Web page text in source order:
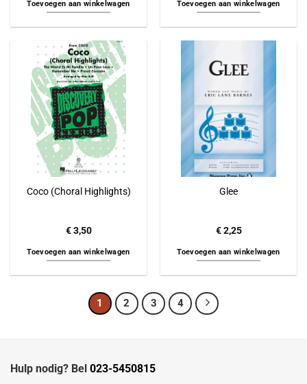
Toevoegen aan winkelwagen Toevoegen aan winkelwagen
Coco (Choral Highlights)
€3,50
Toevoegen aan winkelwagen
Glee
€2,25
Toevoegen aan winkelwagen
1 2 3 4
Hulp nodig? Bel 023-5450815